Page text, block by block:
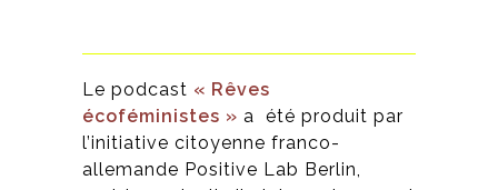
Le podcast « Rêves
écoféministes » a
été produit par
l’initiative citoyenne franco-
allemande Positive Lab Berlin,